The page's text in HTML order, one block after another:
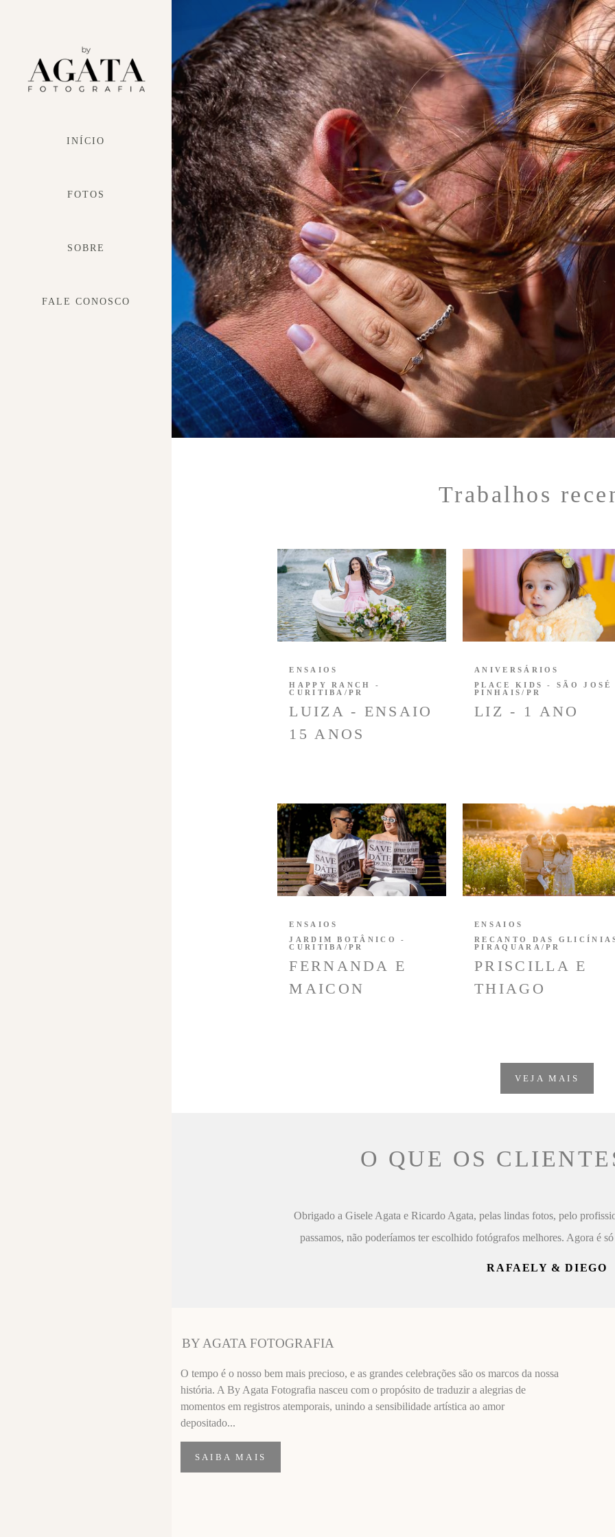
INÍCIO
FOTOS
SOBRE
FALE CONOSCO
Trabalhos
LUIZA - ENSAIO
15 ANOS
ENSAIOS
HAPPY RANCH -
CURITIBA/PR
LIZ - 1 ANO
ANIVERSÁRIOS
PLACE KIDS - SÃO JOSÉ
PINHAIS/PR
FERNANDA E
MAICON
ENSAIOS
JARDIM BOTÂNICO -
CURITIBA/PR
PRISCILLA E
THIAGO
ENSAIOS
RECANTO DAS
PIRAQUARA/PR
VEJA MAIS
O QUE OS
Obrigado a Gisele Agata e Ricardo Agata, pelas lindas fotos, pelo
passamos, não poderíamos ter escolhido fotógrafos melhores. Agora é
RAFAELY & DIEGO
BY AGATA FOTOGRAFIA
O tempo é o nosso bem mais precioso, e as grandes celebrações são os marcos da nossa
história. A By Agata Fotografia nasceu com o propósito de traduzir a alegrias de
momentos em registros atemporais, unindo a sensibilidade artística ao amor
depositado...
SAIBA MAIS